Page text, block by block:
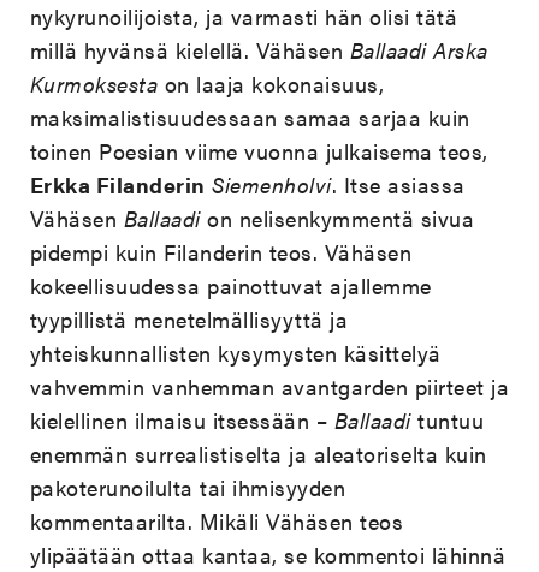
nykyrunoilijoista, ja varmasti hän olisi tätä
millä hyvänsä kielellä. Vähäsen Ballaadi Arska
Kurmoksesta on laaja kokonaisuus,
maksimalistisuudessaan samaa sarjaa kuin
toinen Poesian viime vuonna julkaisema teos,
Erkka Filanderin Siemenholvi. Itse asiassa
Vähäsen Ballaadion nelisenkymmentä sivua
pidempi kuin Filanderin teos. Vähäsen
kokeellisuudessa painottuvat ajallemme
tyypillistä menetelmällisyyttä ja
yhteiskunnallisten kysymysten käsittelyä
vahvemmin vanhemman avantgarden piirteet ja
kielellinen ilmaisu itsessään – Ballaadituntuu
enemmän surrealistiselta ja aleatoriselta kuin
pakoterunoilulta tai ihmisyyden
kommentaarilta. Mikäli Vähäsen teos
ylipäätään ottaa kantaa, se kommentoi lähinnä